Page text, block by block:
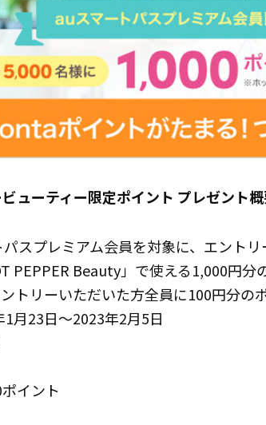
ューティー限定ポイント プレゼント
スプレミアム会員を対象に、エント
PEPPER Beauty」で使える1,000円分
トリーいただいた方全員に100円分の
月23日～2023年2月5日
イント